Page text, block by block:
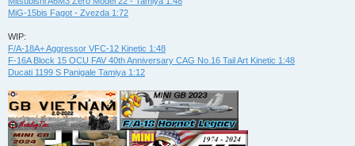
MiG-15bis Fagot - Zvezda 1:72
WIP:
F/A-18A+ Aggressor VFC-12 Kinetic 1:48
F-16A Block 15 OCU FAV 40th Anniversary CAG No.16 Tail Art Kinetic 1:48
Ducati 1199 S Panigale Tamiya 1:12